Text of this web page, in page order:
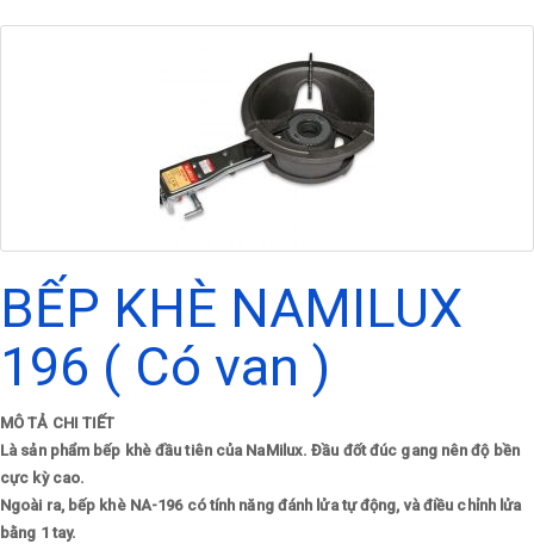
BẾP KHÈ NAMILUX
196 ( Có van )
MÔ TẢ CHI TIẾT
Là sản phẩm bếp khè đầu tiên của NaMilux. Đầu đốt đúc gang nên độ bền
cực kỳ cao.
Ngoài ra, bếp khè NA-196 có tính năng đánh lửa tự động, và điều chỉnh lửa
bằng 1 tay.